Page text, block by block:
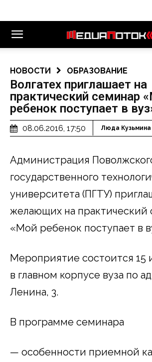
НОВОСТИ ОБРАЗОВАНИЕ
Волгатех приглашает на
практический семинар
ребенок поступает в
08.06.2016, 17:50 Люда Кузьмина
Администрация
государственного
университета (ПГТУ)
желающих на практический
«Мой ребенок поступает в
Мероприятие состоится 15
в главном корпусе вуза по
Ленина, 3.
В программе семинара
— особенности приемной